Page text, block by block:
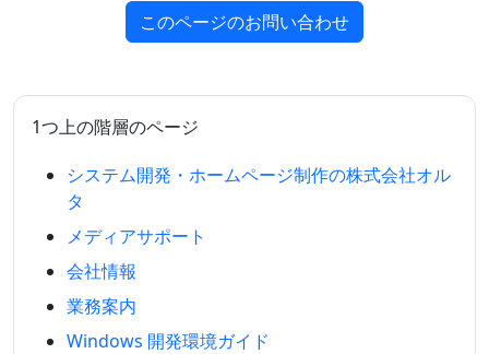
このページのお問い合わせ
1つ上の階層のページ
システム開発・ホームページ制作の株式会社オル
タ
メディアサポート
会社情報
業務案内
Windows 開発環境ガイド